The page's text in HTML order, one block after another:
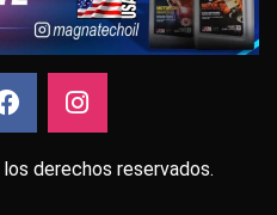
derechos reservados.